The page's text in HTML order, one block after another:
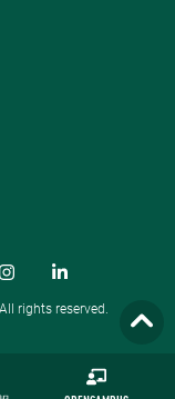
rights reserved.